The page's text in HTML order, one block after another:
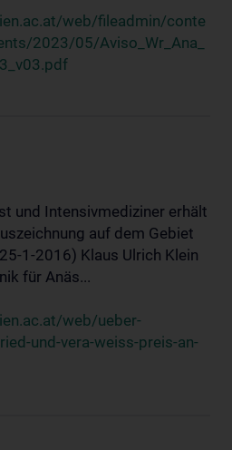
web/fileadmin/conte
2023/05/Aviso_Wr_Ana_
und Intensivmediziner erhält
auf dem Gebiet
1-2016) Klaus Ulrich Klein
für Anäs...
web/ueber-
und-vera-weiss-preis-an-